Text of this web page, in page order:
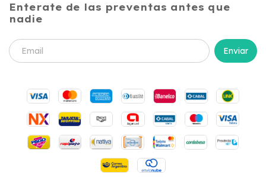
Enterate de las preventas antes que
nadie